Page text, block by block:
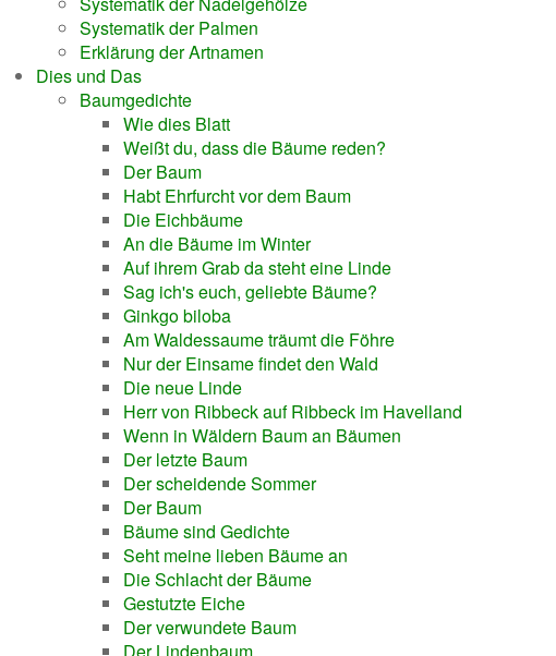
Systematik der Palmen
Erklärung der Artnamen
Dies und Das
Baumgedichte
Wie dies Blatt
Weißt du, dass die Bäume reden?
Der Baum
Habt Ehrfurcht vor dem Baum
Die Eichbäume
An die Bäume im Winter
Auf ihrem Grab da steht eine Linde
Sag ich's euch, geliebte Bäume?
Ginkgo biloba
Am Waldessaume träumt die Föhre
Nur der Einsame findet den Wald
Die neue Linde
Herr von Ribbeck auf Ribbeck im Havelland
Wenn in Wäldern Baum an Bäumen
Der letzte Baum
Der scheidende Sommer
Der Baum
Bäume sind Gedichte
Seht meine lieben Bäume an
Die Schlacht der Bäume
Gestutzte Eiche
Der verwundete Baum